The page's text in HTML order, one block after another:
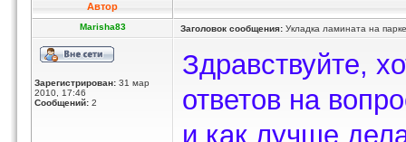
Автор
Marisha83 Заголовок сообщения: Укладка ламината на
Зарегистрирован: 31 мар
2010, 17:46
Сообщений: 2
Здравствуйте,
ответов на
и как лучше